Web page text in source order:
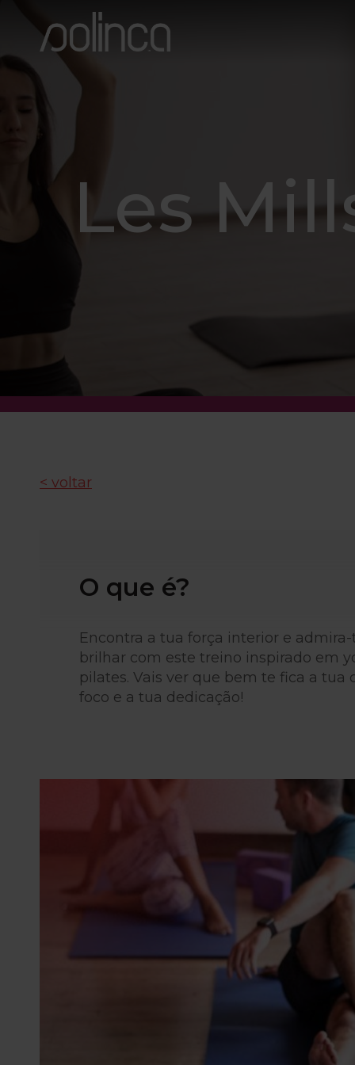
Les
< voltar
O que é?
Encontra a tua força interior e
brilhar com este treino inspirado em
pilates. Vais ver que bem te fica a tua
foco e a tua dedicação!